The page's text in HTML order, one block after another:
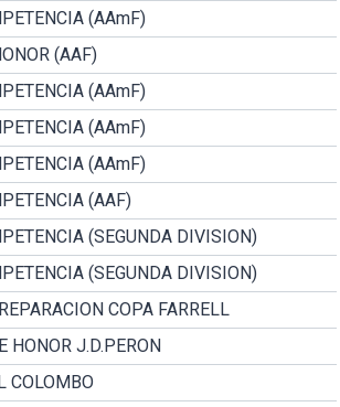
(AAmF)
(AAF)
(AAmF)
(AAmF)
(AAmF)
(AAF)
(SEGUNDA DIVISION)
(SEGUNDA DIVISION)
COPA FARRELL
HONOR J.D.PERON
COLOMBO